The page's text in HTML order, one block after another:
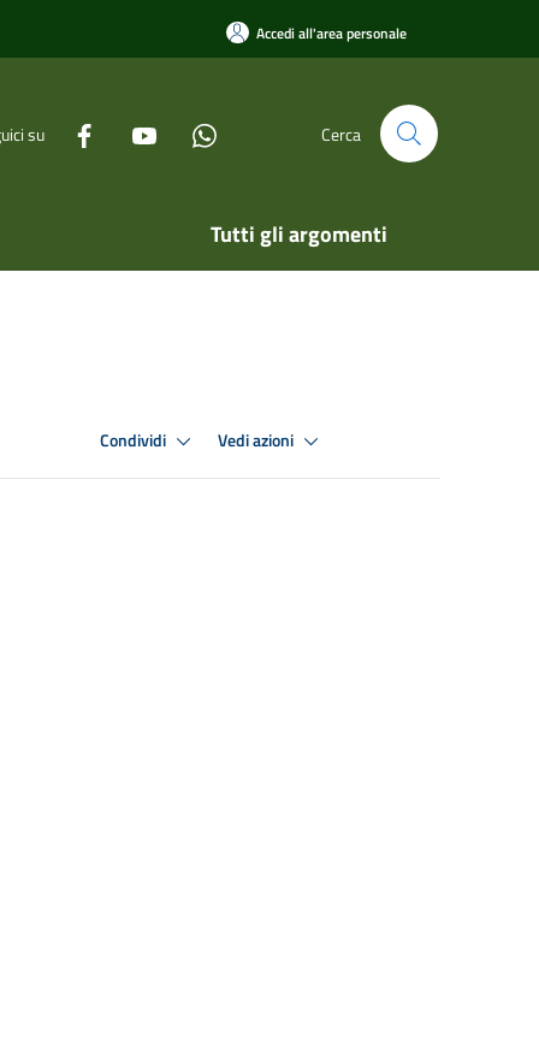
Accedi all'area personale
su Cerca
Tutti gli argomenti
Condividi Vedi azioni